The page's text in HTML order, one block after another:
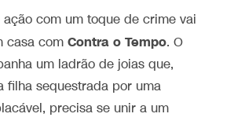
ação com um toque de crime vai
casa com Contra o Tempo. O
um ladrão de joias que,
filha sequestrada por uma
precisa se unir a um